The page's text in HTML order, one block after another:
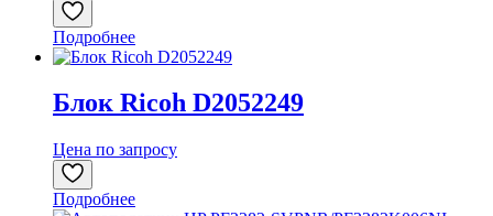
Подробнее
Блок Ricoh D2052249
Цена по запросу
Подробнее